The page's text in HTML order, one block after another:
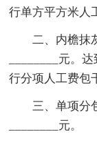
行单方平方米人
二、内檐抹
________元。
行分项人工费包
三、单项分
________元。